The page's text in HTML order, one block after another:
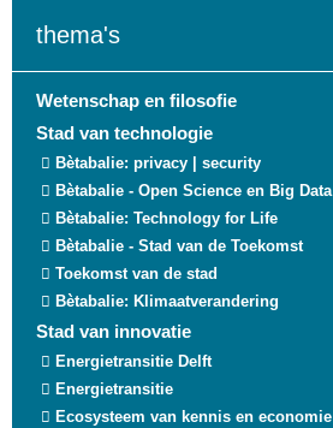
thema's
Wetenschap en filosofie
Stad van technologie
Bètabalie: privacy | security
Bètabalie - Open Science en Big Data
Bètabalie: Technology for Life
Bètabalie - Stad van de Toekomst
Toekomst van de stad
Bètabalie: Klimaatverandering
Stad van innovatie
Energietransitie Delft
Energietransitie
Ecosysteem van kennis en economie